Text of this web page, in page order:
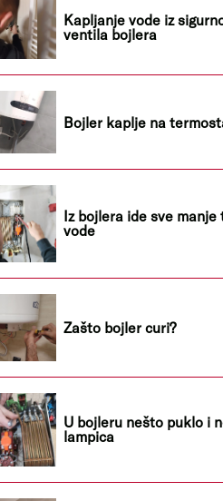
Kapljanje vode iz
ventila bojlera
Bojler kaplje na
Iz bojlera ide sve manje
vode
Zašto bojler curi?
U bojleru nešto puklo i
lampica